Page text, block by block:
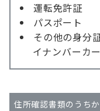
運転免許証
パスポート
その他の身分
イナンバーカー
住所確認書類のうち